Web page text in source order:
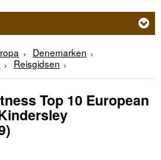
Denemarken
Reisgidsen
Top 10 European